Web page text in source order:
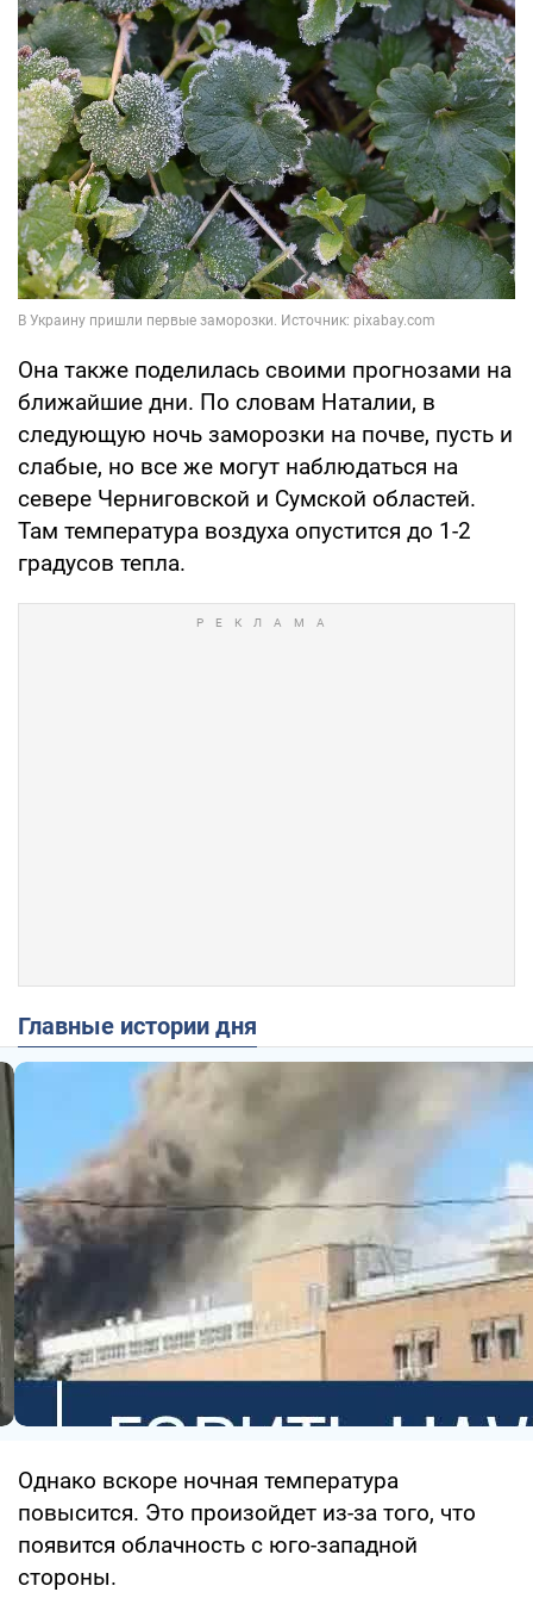
Она также поделилась своими прогнозами на
ближайшие дни. По словам Наталии, в
следующую ночь заморозки на почве, пусть и
слабые, но все же могут наблюдаться на
севере Черниговской и Сумской областей.
Там температура воздуха опустится до 1-2
градусов тепла.
Главные истории дня
Однако вскоре ночная температура
повысится. Это произойдет из-за того, что
появится облачность с юго-западной
стороны.